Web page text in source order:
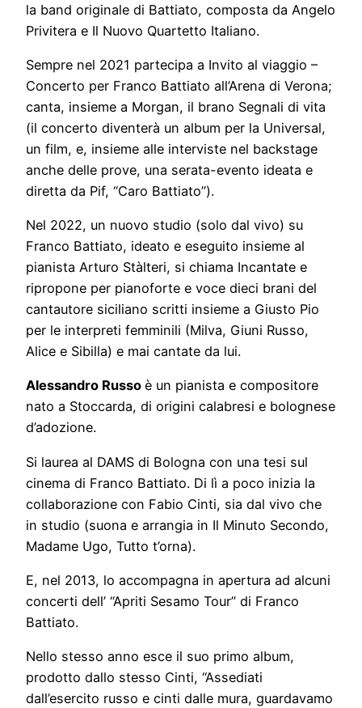
la band originale di Battiato, composta da Angelo
Privitera e Il Nuovo Quartetto Italiano.
Sempre nel 2021 partecipa a Invito al viaggio –
Concerto per Franco Battiato all’Arena di Verona;
canta, insieme a Morgan, il brano Segnali di vita
(il concerto diventerà un album per la Universal,
un film, e, insieme alle interviste nel backstage
anche delle prove, una serata-evento ideata e
diretta da Pif, “Caro Battiato”).
Nel 2022, un nuovo studio (solo dal vivo) su
Franco Battiato, ideato e eseguito insieme al
pianista Arturo Stàlteri, si chiama Incantate e
ripropone per pianoforte e voce dieci brani del
cantautore siciliano scritti insieme a Giusto Pio
per le interpreti femminili (Milva, Giuni Russo,
Alice e Sibilla) e mai cantate da lui.
Alessandro Russo è un pianista e compositore
nato a Stoccarda, di origini calabresi e bolognese
d’adozione.
Si laurea al DAMS di Bologna con una tesi sul
cinema di Franco Battiato. Di lì a poco inizia la
collaborazione con Fabio Cinti, sia dal vivo che
in studio (suona e arrangia in Il Minuto Secondo,
Madame Ugo, Tutto t’orna).
E, nel 2013, lo accompagna in apertura ad alcuni
concerti dell’ “Apriti Sesamo Tour” di Franco
Battiato.
Nello stesso anno esce il suo primo album,
prodotto dallo stesso Cinti, “Assediati
dall’esercito russo e cinti dalle mura, guardavamo